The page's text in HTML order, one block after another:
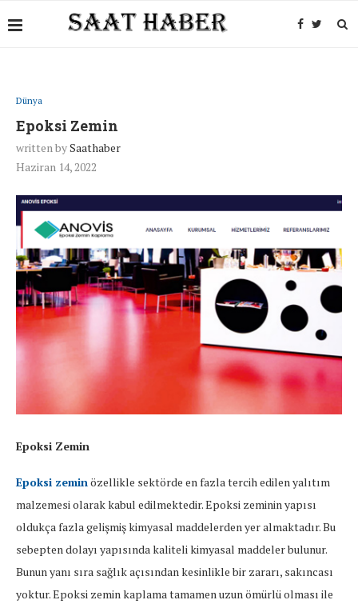
Dünya
Epoksi Zemin
written bySaathaber
Haziran 14, 2022
Epoksi Zemin
Epoksi zeminözellikle sektörde en fazla tercih edilen yalıtım
malzemesi olarak kabul edilmektedir. Epoksi zeminin yapısı
oldukça fazla gelişmiş kimyasal maddelerden yer almaktadır. Bu
sebepten dolayı yapısında kaliteli kimyasal maddeler bulunur.
Bunun yanı sıra sağlık açısından kesinlikle bir zararı, sakıncası
yoktur. Epoksi zemin kaplama tamamen uzun ömürlü olması ile